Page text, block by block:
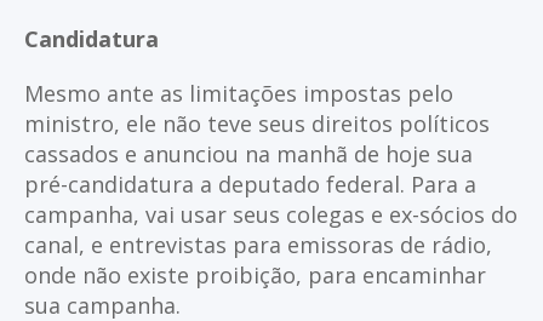
Candidatura
Mesmo ante as limitações impostas pelo
ministro, ele não teve seus direitos políticos
cassados e anunciou na manhã de hoje sua
pré-candidatura a deputado federal. Para a
campanha, vai usar seus colegas e ex-sócios do
canal, e entrevistas para emissoras de rádio,
onde não existe proibição, para encaminhar
sua campanha.